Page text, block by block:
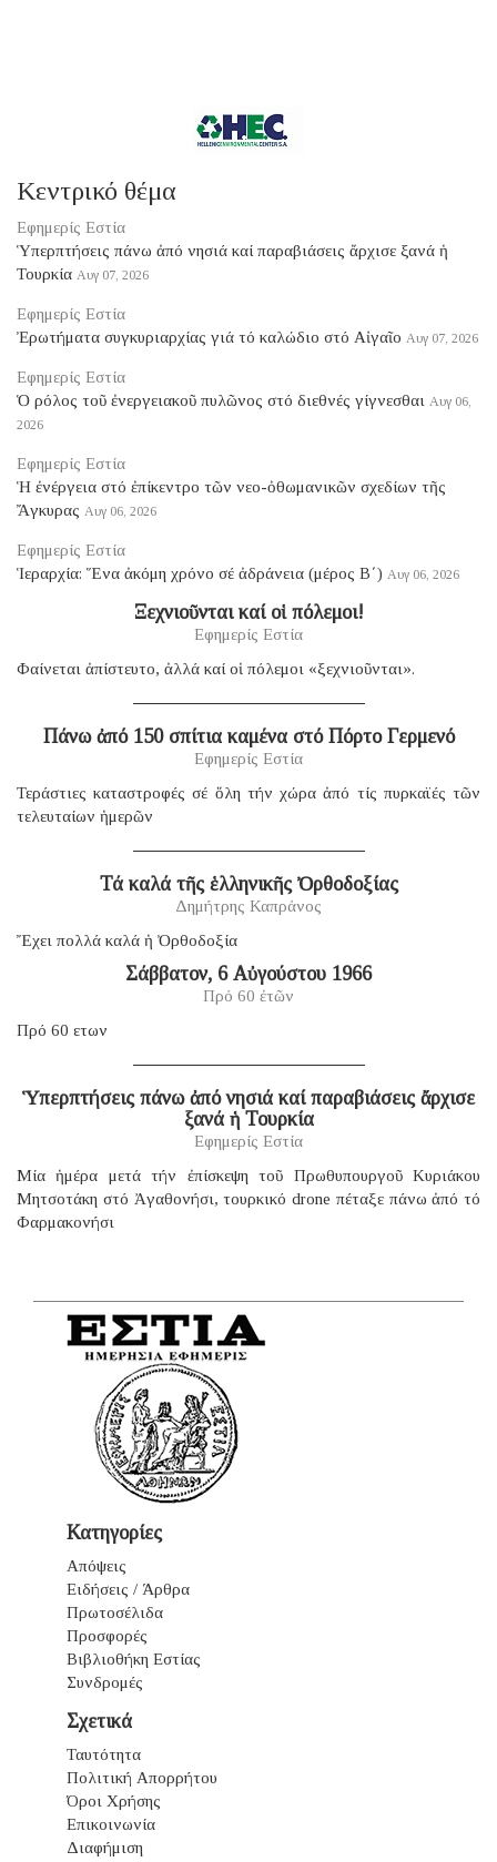
Κεντρικό θέμα
Εφημερίς Εστία
Ὑπερπτήσεις πάνω ἀπό νησιά καί παραβιάσεις ἄρχισε ξανά ἡ
Τουρκία Αυγ 07, 2026
Εφημερίς Εστία
Ἐρωτήματα συγκυριαρχίας γιά τό καλώδιο στό Αἰγαῖο Αυγ 07, 2026
Εφημερίς Εστία
Ὁ ρόλος τοῦ ἐνεργειακοῦ πυλῶνος στό διεθνές γίγνεσθαι Αυγ 06,
2026
Εφημερίς Εστία
Ἡ ἐνέργεια στό ἐπίκεντρο τῶν νεο-ὀθωμανικῶν σχεδίων τῆς
Ἄγκυρας Αυγ 06, 2026
Εφημερίς Εστία
Ἱεραρχία: Ἕνα ἀκόμη χρόνο σέ ἀδράνεια (μέρος B΄) Αυγ 06, 2026
Ξεχνιοῦνται καί οἱ πόλεμοι!
Εφημερίς Εστία
Φαίνεται ἀπίστευτο, ἀλλά καί οἱ πόλεμοι «ξεχνιοῦνται».
Πάνω ἀπό 150 σπίτια καμένα στό Πόρτο Γερμενό
Εφημερίς Εστία
Τεράστιες καταστροφές σέ ὅλη τήν χώρα ἀπό τίς πυρκαϊές τῶν
τελευταίων ἡμερῶν
Τά καλά τῆς ἑλληνικῆς Ὀρθοδοξίας
Δημήτρης Καπράνος
Ἔχει πολλά καλά ἡ Ὀρθοδοξία
Σάββατον, 6 Αὐγούστου 1966
Πρό 60 ἐτῶν
Πρό 60 ετων
Ὑπερπτήσεις πάνω ἀπό νησιά καί παραβιάσεις ἄρχισε
ξανά ἡ Τουρκία
Εφημερίς Εστία
Μία ἡμέρα μετά τήν ἐπίσκεψη τοῦ Πρωθυπουργοῦ Κυριάκου
Μητσοτάκη στό Ἀγαθονήσι, τουρκικό drone πέταξε πάνω ἀπό τό
Φαρμακονήσι
Κατηγορίες
Απόψεις
Ειδήσεις / Άρθρα
Πρωτοσέλιδα
Προσφορές
Βιβλιοθήκη Εστίας
Συνδρομές
Σχετικά
Ταυτότητα
Πολιτική Απορρήτου
Όροι Χρήσης
Επικοινωνία
Διαφήμιση